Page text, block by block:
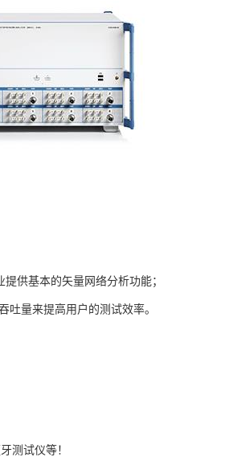
供基本的矢量网络分析功能；
量来提高用户的测试效率。
测试仪等！